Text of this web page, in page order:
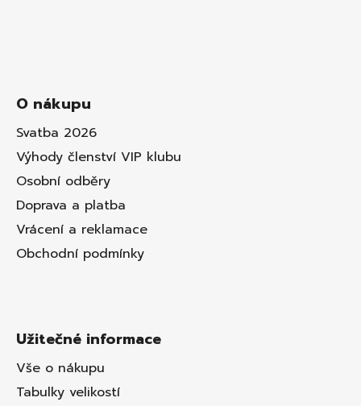
O nákupu
Svatba 2026
Výhody členství VIP klubu
Osobní odběry
Doprava a platba
Vrácení a reklamace
Obchodní podmínky
Užitečné informace
Vše o nákupu
Tabulky velikostí